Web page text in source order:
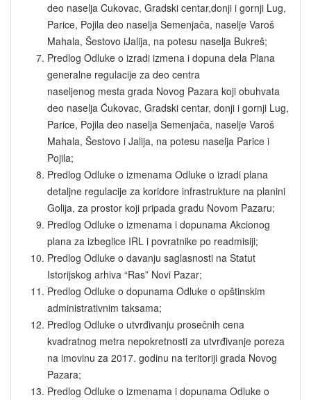
deo naselja Cukovac, Gradski centar,donji i gornji Lug,
Parice, Pojila deo naselja Semenjača, naselje Varoš
Mahala, Šestovo iJalija, na potesu naselja Bukreš;
Predlog Odluke o izradi izmena i dopuna dela Plana
generalne regulacije za deo centra
naseljenog mesta grada Novog Pazara koji obuhvata
deo naselja Ćukovac, Gradski centar, donji i gornji Lug,
Parice, Pojila deo naselja Semenjača, naselje Varoš
Mahala, Šestovo i Jalija, na potesu naselja Parice i
Pojila;
Predlog Odluke o izmenama Odluke o izradi plana
detaljne regulacije za koridore infrastrukture na planini
Golija, za prostor koji pripada gradu Novom Pazaru;
Predlog Odluke o izmenama i dopunama Akcionog
plana za izbeglice IRL i povratnike po readmisiji;
Predlog Odluke o davanju saglasnosti na Statut
Istorijskog arhiva “Ras” Novi Pazar;
Predlog Odluke o dopunama Odluke o opštinskim
administrativnim taksama;
Predlog Odluke o utvrđivanju prosečnih cena
kvadratnog metra nepokretnosti za utvrđivanje poreza
na imovinu za 2017. godinu na teritoriji grada Novog
Pazara;
Predlog Odluke o izmenama i dopunama Odluke o